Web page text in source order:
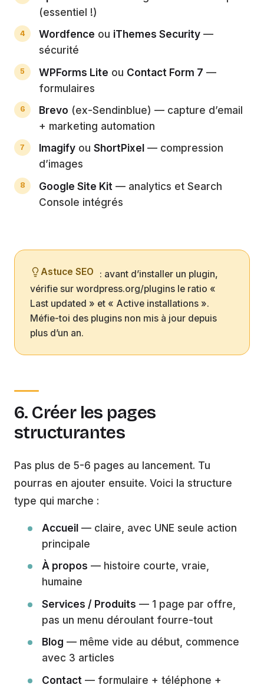
(essentiel !)
Wordfence ou iThemes Security —
sécurité
WPForms Lite ou Contact Form 7 —
formulaires
Brevo (ex-Sendinblue) — capture d’email
+ marketing automation
Imagify ou ShortPixel — compression
d’images
Google Site Kit — analytics et Search
Console intégrés
Astuce SEO
: avant d’installer un plugin,
vérifie sur wordpress.org/plugins le ratio «
Last updated » et « Active installations ».
Méfie-toi des plugins non mis à jour depuis
plus d’un an.
6. Créer les pages
structurantes
Pas plus de 5-6 pages au lancement. Tu
pourras en ajouter ensuite. Voici la structure
type qui marche :
Accueil — claire, avec UNE seule action
principale
À propos — histoire courte, vraie,
humaine
Services / Produits — 1 page par offre,
pas un menu déroulant fourre-tout
Blog — même vide au début, commence
avec 3 articles
Contact — formulaire + téléphone +